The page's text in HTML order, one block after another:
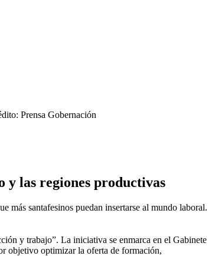
Prensa Gobernación
las regiones productivas
más santafesinos puedan insertarse al mundo laboral.
y trabajo”. La iniciativa se enmarca en el Gabinete
objetivo optimizar la oferta de formación,